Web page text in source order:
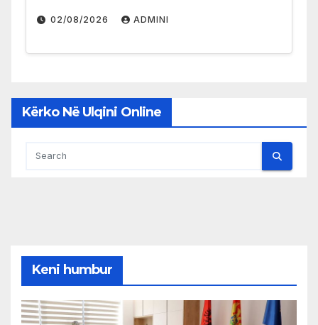
02/08/2026 ADMINI
Kërko Në Ulqini Online
Keni humbur